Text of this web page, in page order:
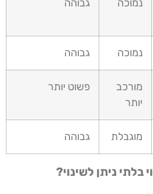
נמוכה גבוהה
נמוכה גבוהה
מורכב
יותר
פשוט יותר
מוגבלת גבוהה
בלתי ניתן לשינוי?